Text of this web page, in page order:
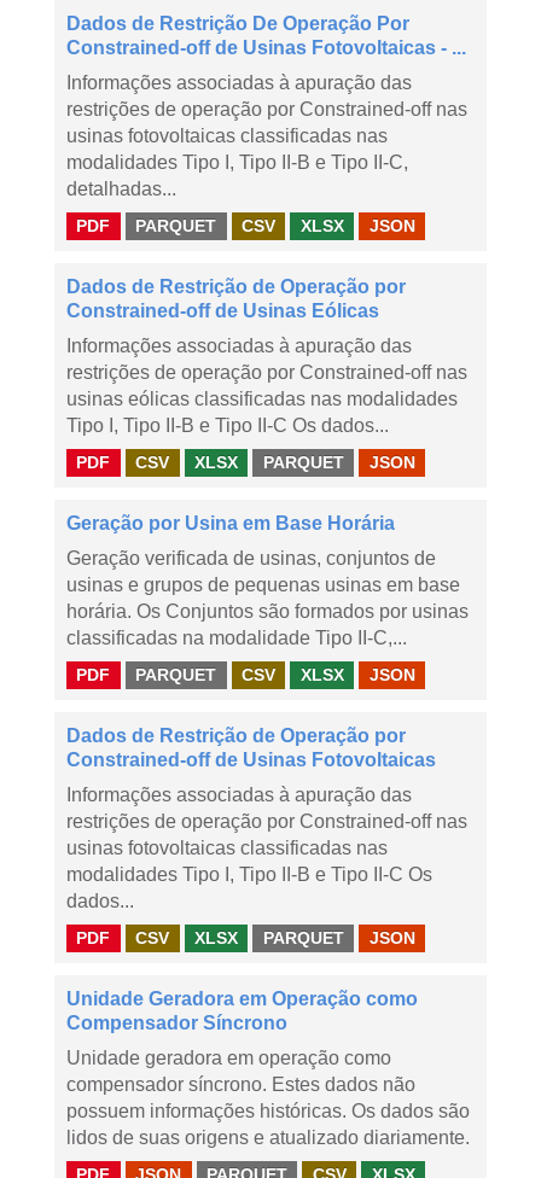
Dados de Restrição De Operação Por
Constrained-off de Usinas Fotovoltaicas - ...
Informações associadas à apuração das
restrições de operação por Constrained-off nas
usinas fotovoltaicas classificadas nas
modalidades Tipo I, Tipo II-B e Tipo II-C,
detalhadas...
PDF PARQUET CSV XLSX JSON
Dados de Restrição de Operação por
Constrained-off de Usinas Eólicas
Informações associadas à apuração das
restrições de operação por Constrained-off nas
usinas eólicas classificadas nas modalidades
Tipo I, Tipo II-B e Tipo II-C Os dados...
PDF CSV XLSX PARQUET JSON
Geração por Usina em Base Horária
Geração verificada de usinas, conjuntos de
usinas e grupos de pequenas usinas em base
horária. Os Conjuntos são formados por usinas
classificadas na modalidade Tipo II-C,...
PDF PARQUET CSV XLSX JSON
Dados de Restrição de Operação por
Constrained-off de Usinas Fotovoltaicas
Informações associadas à apuração das
restrições de operação por Constrained-off nas
usinas fotovoltaicas classificadas nas
modalidades Tipo I, Tipo II-B e Tipo II-C Os
dados...
PDF CSV XLSX PARQUET JSON
Unidade Geradora em Operação como
Compensador Síncrono
Unidade geradora em operação como
compensador síncrono. Estes dados não
possuem informações históricas. Os dados são
lidos de suas origens e atualizado diariamente.